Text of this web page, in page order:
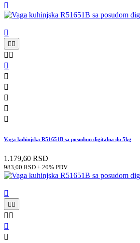


 
 






Vaga kuhinjska R51651B sa posudom digitalna do 5kg
1.179,60 RSD
983,00 RSD + 20% PDV

 
 

